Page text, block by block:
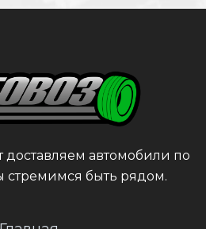
доставляем автомобили по
стремимся быть рядом.